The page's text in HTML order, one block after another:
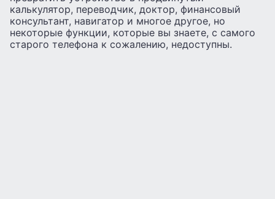
калькулятор, переводчик, доктор, финансовый
консультант, навигатор и многое другое, но
некоторые функции, которые вы знаете, с самого
старого телефона к сожалению, недоступны.